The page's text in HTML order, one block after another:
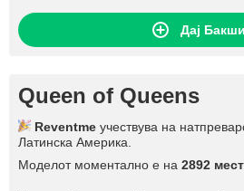
Дај
Queen of Queens
Reventme учествува на
Латинска Америка.
Моделот моментално е на 2892